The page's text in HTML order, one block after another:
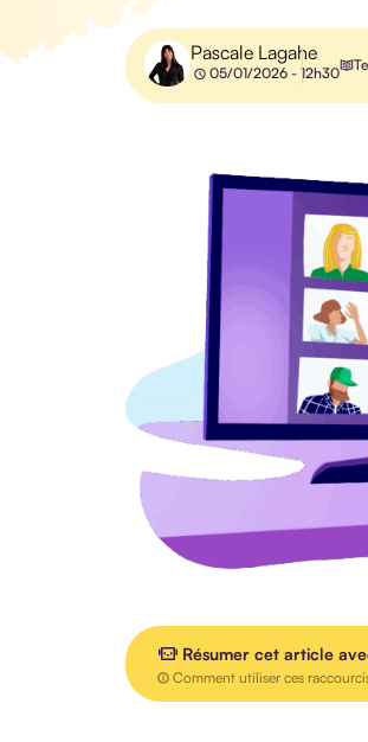
Pascale Lagahe
05/01/2026 - 12h30
Résumer cet article
Comment utiliser ces